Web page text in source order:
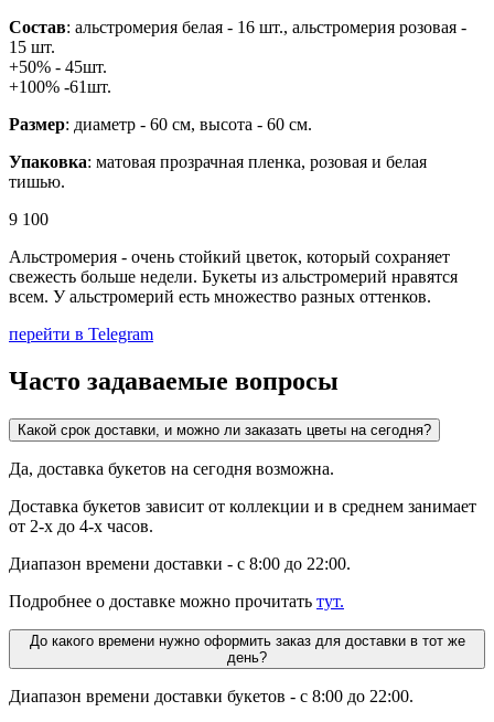
Состав: альстромерия белая - 16 шт., альстромерия розовая -
15 шт.
+50% - 45шт.
+100% -61шт.
Размер: диаметр - 60 см, высота - 60 см.
Упаковка: матовая прозрачная пленка, розовая и белая
тишью.
9 100
Альстромерия - очень стойкий цветок, который сохраняет
свежесть больше недели. Букеты из альстромерий нравятся
всем. У альстромерий есть множество разных оттенков.
перейти в Telegram
Часто задаваемые вопросы
Какой срок доставки, и можно ли заказать цветы на сегодня?
Да, доставка букетов на сегодня возможна.
Доставка букетов зависит от коллекции и в среднем занимает
от 2-х до 4-х часов.
Диапазон времени доставки - с 8:00 до 22:00.
Подробнее о доставке можно прочитать тут.
До какого времени нужно оформить заказ для доставки в тот же
день?
Диапазон времени доставки букетов - с 8:00 до 22:00.